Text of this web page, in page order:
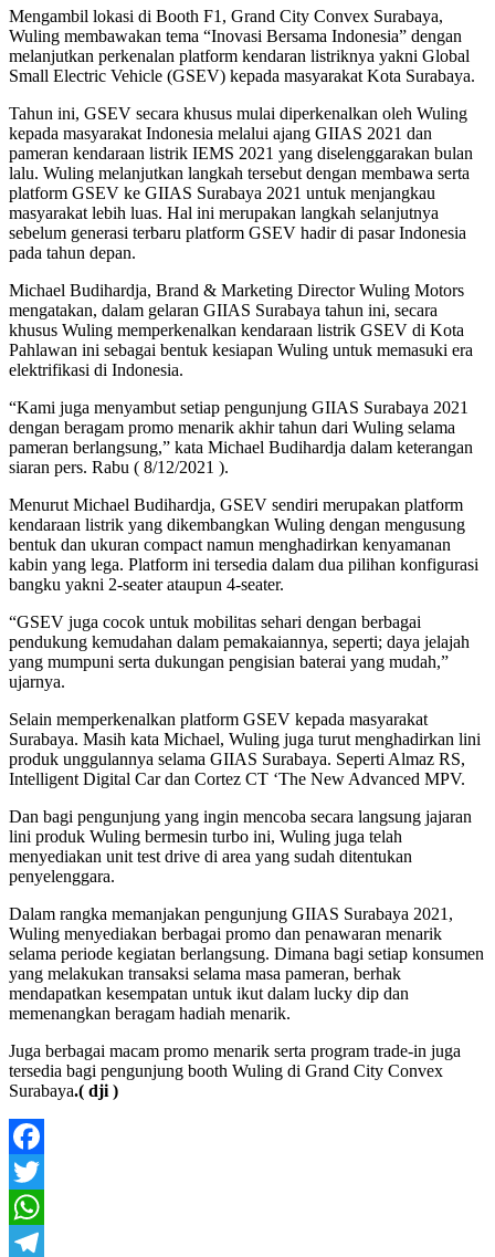
Mengambil lokasi di Booth F1, Grand City Convex Surabaya,
Wuling membawakan tema “Inovasi Bersama Indonesia” dengan
melanjutkan perkenalan platform kendaran listriknya yakni Global
Small Electric Vehicle (GSEV) kepada masyarakat Kota Surabaya.
Tahun ini, GSEV secara khusus mulai diperkenalkan oleh Wuling
kepada masyarakat Indonesia melalui ajang GIIAS 2021 dan
pameran kendaraan listrik IEMS 2021 yang diselenggarakan bulan
lalu. Wuling melanjutkan langkah tersebut dengan membawa serta
platform GSEV ke GIIAS Surabaya 2021 untuk menjangkau
masyarakat lebih luas. Hal ini merupakan langkah selanjutnya
sebelum generasi terbaru platform GSEV hadir di pasar Indonesia
pada tahun depan.
Michael Budihardja, Brand & Marketing Director Wuling Motors
mengatakan, dalam gelaran GIIAS Surabaya tahun ini, secara
khusus Wuling memperkenalkan kendaraan listrik GSEV di Kota
Pahlawan ini sebagai bentuk kesiapan Wuling untuk memasuki era
elektrifikasi di Indonesia.
“Kami juga menyambut setiap pengunjung GIIAS Surabaya 2021
dengan beragam promo menarik akhir tahun dari Wuling selama
pameran berlangsung,” kata Michael Budihardja dalam keterangan
siaran pers. Rabu ( 8/12/2021 ).
Menurut Michael Budihardja, GSEV sendiri merupakan platform
kendaraan listrik yang dikembangkan Wuling dengan mengusung
bentuk dan ukuran compact namun menghadirkan kenyamanan
kabin yang lega. Platform ini tersedia dalam dua pilihan konfigurasi
bangku yakni 2-seater ataupun 4-seater.
“GSEV juga cocok untuk mobilitas sehari dengan berbagai
pendukung kemudahan dalam pemakaiannya, seperti; daya jelajah
yang mumpuni serta dukungan pengisian baterai yang mudah,”
ujarnya.
Selain memperkenalkan platform GSEV kepada masyarakat
Surabaya. Masih kata Michael, Wuling juga turut menghadirkan lini
produk unggulannya selama GIIAS Surabaya. Seperti Almaz RS,
Intelligent Digital Car dan Cortez CT ‘The New Advanced MPV.
Dan bagi pengunjung yang ingin mencoba secara langsung jajaran
lini produk Wuling bermesin turbo ini, Wuling juga telah
menyediakan unit test drive di area yang sudah ditentukan
penyelenggara.
Dalam rangka memanjakan pengunjung GIIAS Surabaya 2021,
Wuling menyediakan berbagai promo dan penawaran menarik
selama periode kegiatan berlangsung. Dimana bagi setiap konsumen
yang melakukan transaksi selama masa pameran, berhak
mendapatkan kesempatan untuk ikut dalam lucky dip dan
memenangkan beragam hadiah menarik.
Juga berbagai macam promo menarik serta program trade-in juga
tersedia bagi pengunjung booth Wuling di Grand City Convex
Surabaya.( dji )
Facebook
Twitter
WhatsApp